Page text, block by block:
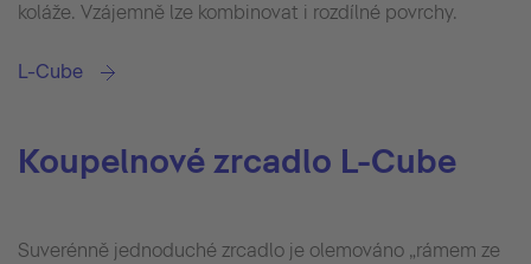
koláže. Vzájemně lze kombinovat i rozdílné povrchy.
L-Cube
Koupelnové zrcadlo L-Cube
Suverénně jednoduché zrcadlo je olemováno „rámem ze